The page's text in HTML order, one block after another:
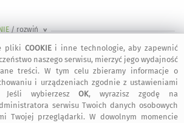
/ rozwiń >
Jestem zachwycona.
pliki COOKIEi inne technologie, aby zapewnić
naszego serwisu, mierzyć jego wydajność
treści. W tym celu zbieramy informacje o
i urządzeniach zgodnie z ustawieniami
Jeśli wybierzeszOK, wyrazisz zgodę na
serwisu Twoich danych osobowych
Twojej przeglądarki. W dowolnym momencie